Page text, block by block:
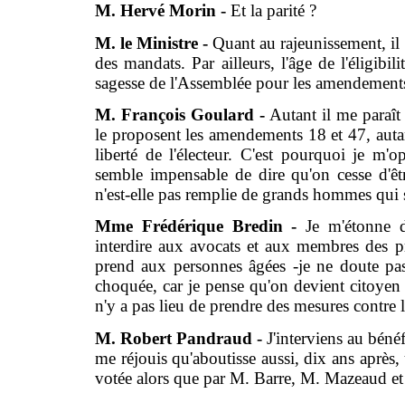
M. Hervé Morin - Et la parité ?
M. le Ministre -Quant au rajeunissement,
des mandats. Par ailleurs, l'âge de
sagesse de l'Assemblée pour les
M. François Goulard - Autant il me paraît
le proposent les amendements 18 et 47,
liberté de l'électeur. C'est pourquoi je
semble impensable de dire qu'on cesse
n'est-elle pas remplie de grands hommes
Mme Frédérique Bredin -Je
interdire aux avocats et aux membres des
prend aux personnes âgées -je ne doute
choquée, car je pense qu'on devient
n'y a pas lieu de prendre des mesures contre
M. Robert Pandraud -J'interviens au
me réjouis qu'aboutisse aussi, dix ans
votée alors que par M. Barre, M. Mazeaud